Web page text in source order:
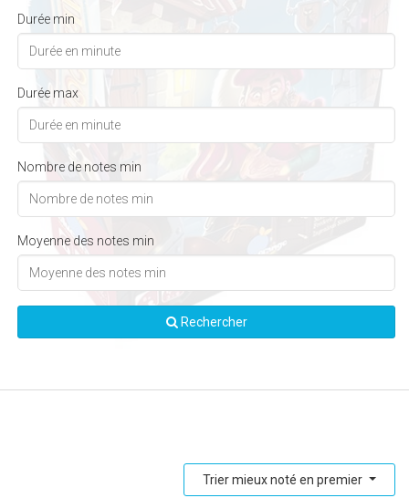
Durée min
Durée max
Nombre de notes min
Moyenne des notes min
Rechercher
Trier mieux noté en premier